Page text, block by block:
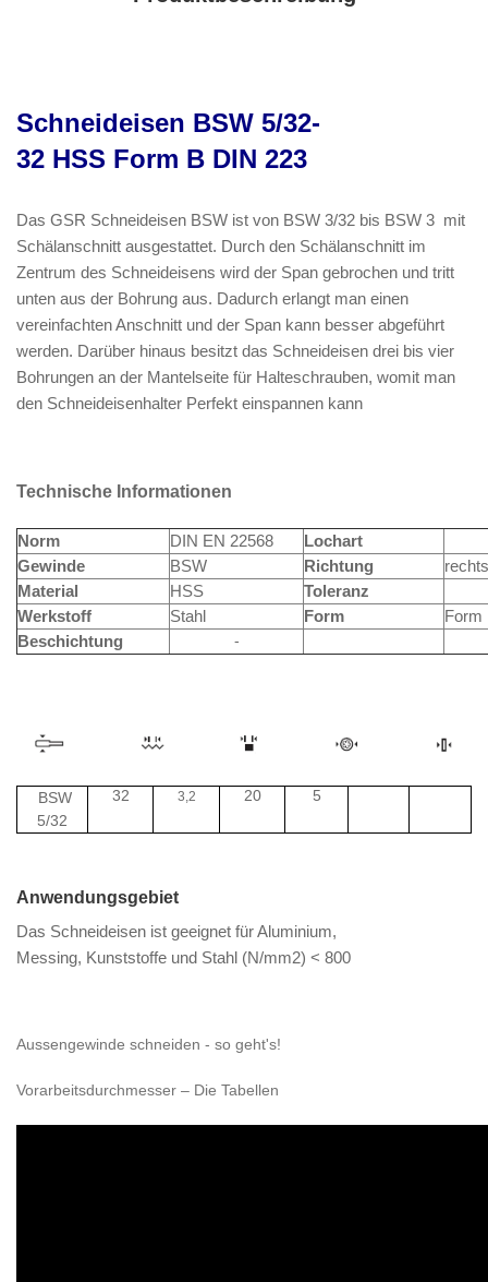
Schneideisen BSW 5/32-
32 HSS Form B DIN 223
Das GSR Schneideisen BSW ist von BSW 3/32 bis BSW 3 mit
Schälanschnitt ausgestattet. Durch den Schälanschnitt im
Zentrum des Schneideisens wird der Span gebrochen und tritt
unten aus der Bohrung aus. Dadurch erlangt man einen
vereinfachten Anschnitt und der Span kann besser abgeführt
werden. Darüber hinaus besitzt das Schneideisen drei bis vier
Bohrungen an der Mantelseite für Halteschrauben, womit man
den Schneideisenhalter Perfekt einspannen kann
Technische Informationen
Norm DIN EN 22568
Lochart
Gewinde
BSW Richtung
rechts
Material
HSS
Toleranz
Werkstoff
Stahl Form
Form
Beschichtung
-
BSW
5/32
32 3,2 20 5
Anwendungsgebiet
Das Schneideisen ist geeignet für Aluminium,
Messing, Kunststoffe und Stahl (N/mm2) < 800
Aussengewinde schneiden - so geht's!
Vorarbeitsdurchmesser – Die Tabellen